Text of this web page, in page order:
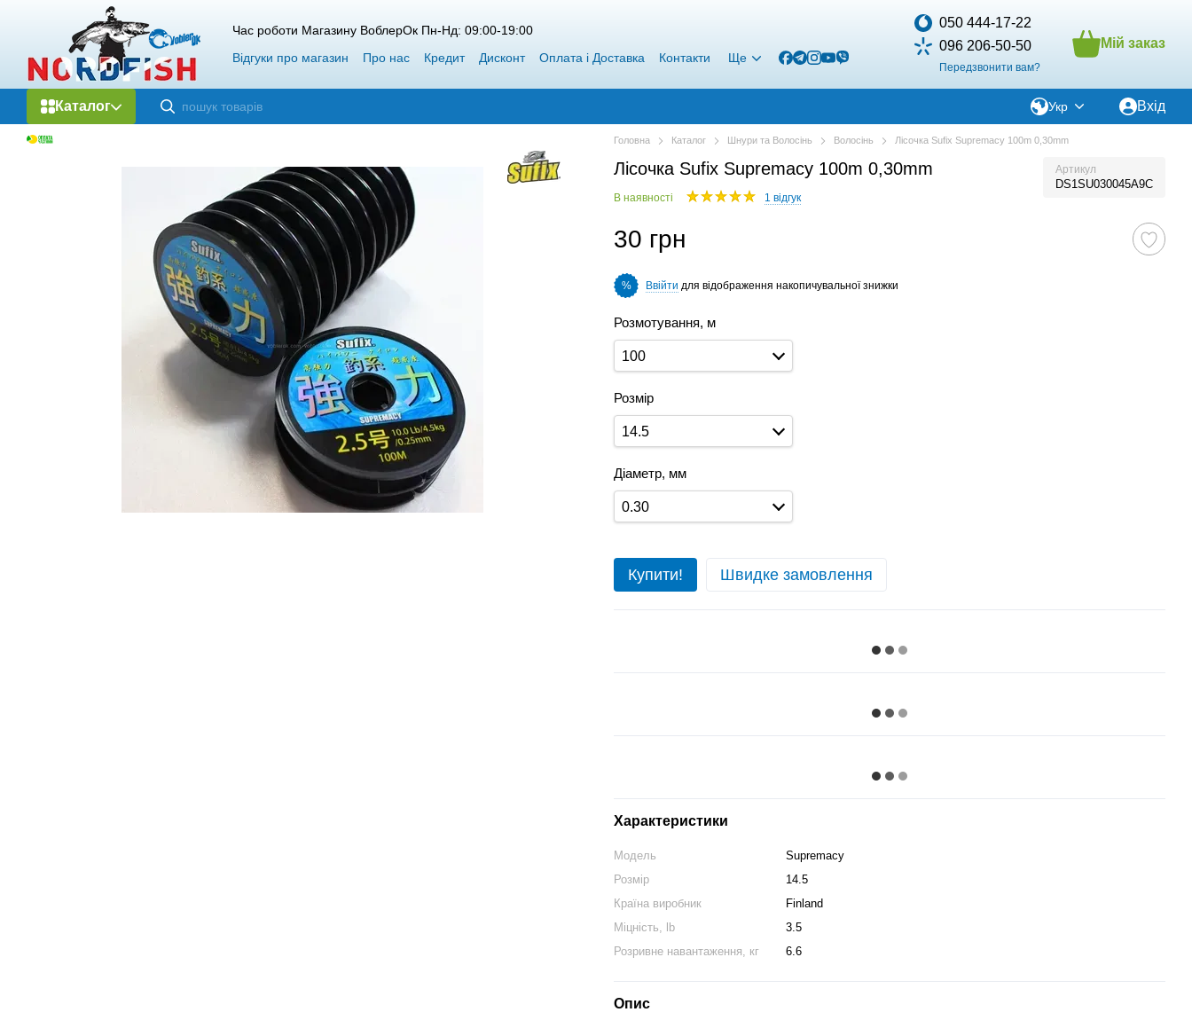
Перейти до основного контенту
Час роботи Магазину ВоблерОк Пн-Нд: 09:00-19:00
Відгуки про магазин
Про нас Кредит Дисконт Оплата і Доставка Контакти Ще
050 444-17-22
096 206-50-50
Передзвонити вам?
Мій заказ
Каталог Укр Вхід
Головна Каталог Шнури та Волосінь Волосінь Лісочка Sufix Supremacy 100m 0,30mm
Лісочка Sufix Supremacy 100m 0,30mm Артикул
DS1SU030045A9C
В наявності 1 відгук
30 грн
% Ввійти для відображення накопичувальної знижки
Розмотування, м
100
Розмір
14.5
Діаметр, мм
0.30
Купити! Швидке замовлення
Характеристики
Модель
Supremacy
Розмір
14.5
Країна виробник
Finland
Міцність, lb
3.5
Розривне навантаження, кг
6.6
Опис